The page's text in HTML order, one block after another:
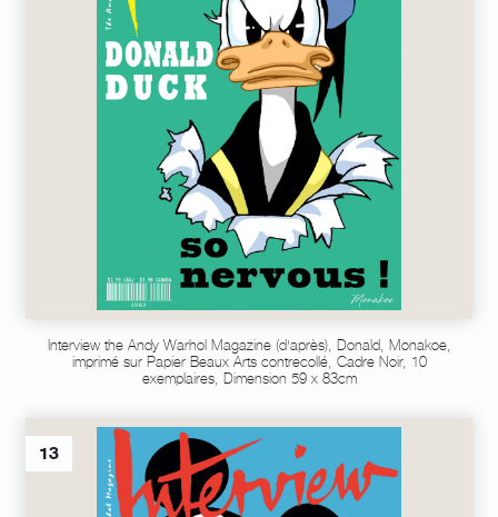
Interview the Andy Warhol Magazine (d'après), Donald, Monakoe,
imprimé sur Papier Beaux Arts contrecollé, Cadre Noir, 10
exemplaires, Dimension 59 x 83cm
13